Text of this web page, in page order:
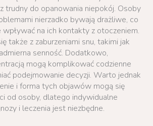
trudny do opanowania niepokój. Osoby
nierzadko bywają drażliwe, co
na ich kontakty z otoczeniem.
także z zaburzeniami snu, takimi jak
senność. Dodatkowo,
mogą komplikować codzienne
podejmowanie decyzji. Warto jednak
i forma tych objawów mogą się
od osoby, dlatego indywidualne
i leczenia jest niezbędne.